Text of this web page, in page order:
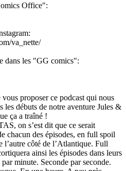
Office":
va_nette/
dans les "GG comics":
vous proposer ce podcast qui nous
les débuts de notre aventure Jules &
ça a traîné !
on s’est dit que ce serait
chacun des épisodes, en full spoil
l’autre côté de l’Atlantique. Full
ainsi les épisodes dans leurs
minute. Seconde par seconde.